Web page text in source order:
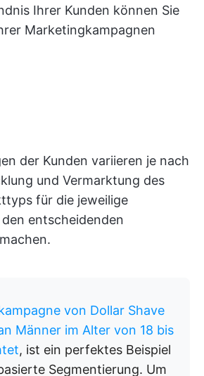
Ihrer Kunden können Sie
Marketingkampagnen
der Kunden variieren je nach
und Vermarktung des
für die jeweilige
entscheidenden
von Dollar Shave
Männer im Alter von 18 bis
, ist ein perfektes Beispiel
Segmentierung. Um